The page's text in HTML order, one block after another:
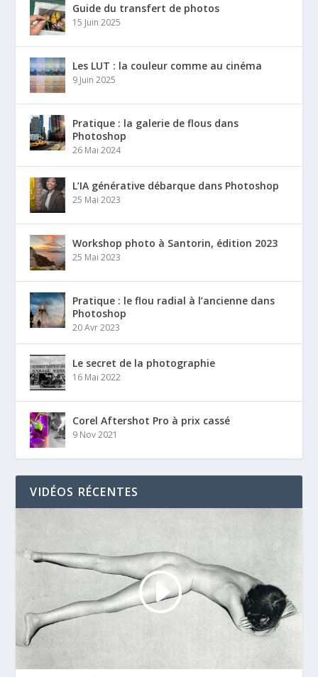
Guide du transfert de photos
15 Juin 2025
Les LUT : la couleur comme au cinéma
9 Juin 2025
Pratique : la galerie de flous dans
Photoshop
26 Mai 2024
L’IA générative débarque dans Photoshop
25 Mai 2023
Workshop photo à Santorin, édition 2023
25 Mai 2023
Pratique : le flou radial à l’ancienne dans
Photoshop
20 Avr 2023
Le secret de la photographie
16 Mai 2022
Corel Aftershot Pro à prix cassé
9 Nov 2021
VIDÉOS RÉCENTES